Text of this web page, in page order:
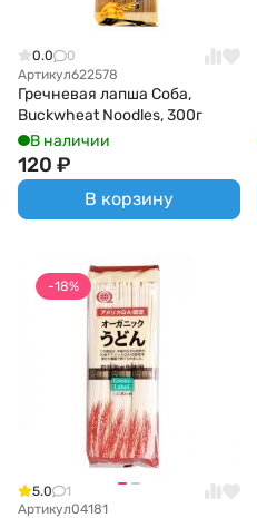
0.0
0
Артикул622578
Гречневая лапша Соба,
Buckwheat Noodles, 300г
В наличии
120 ₽
В корзину
-18%
5.0
1
Артикул04181